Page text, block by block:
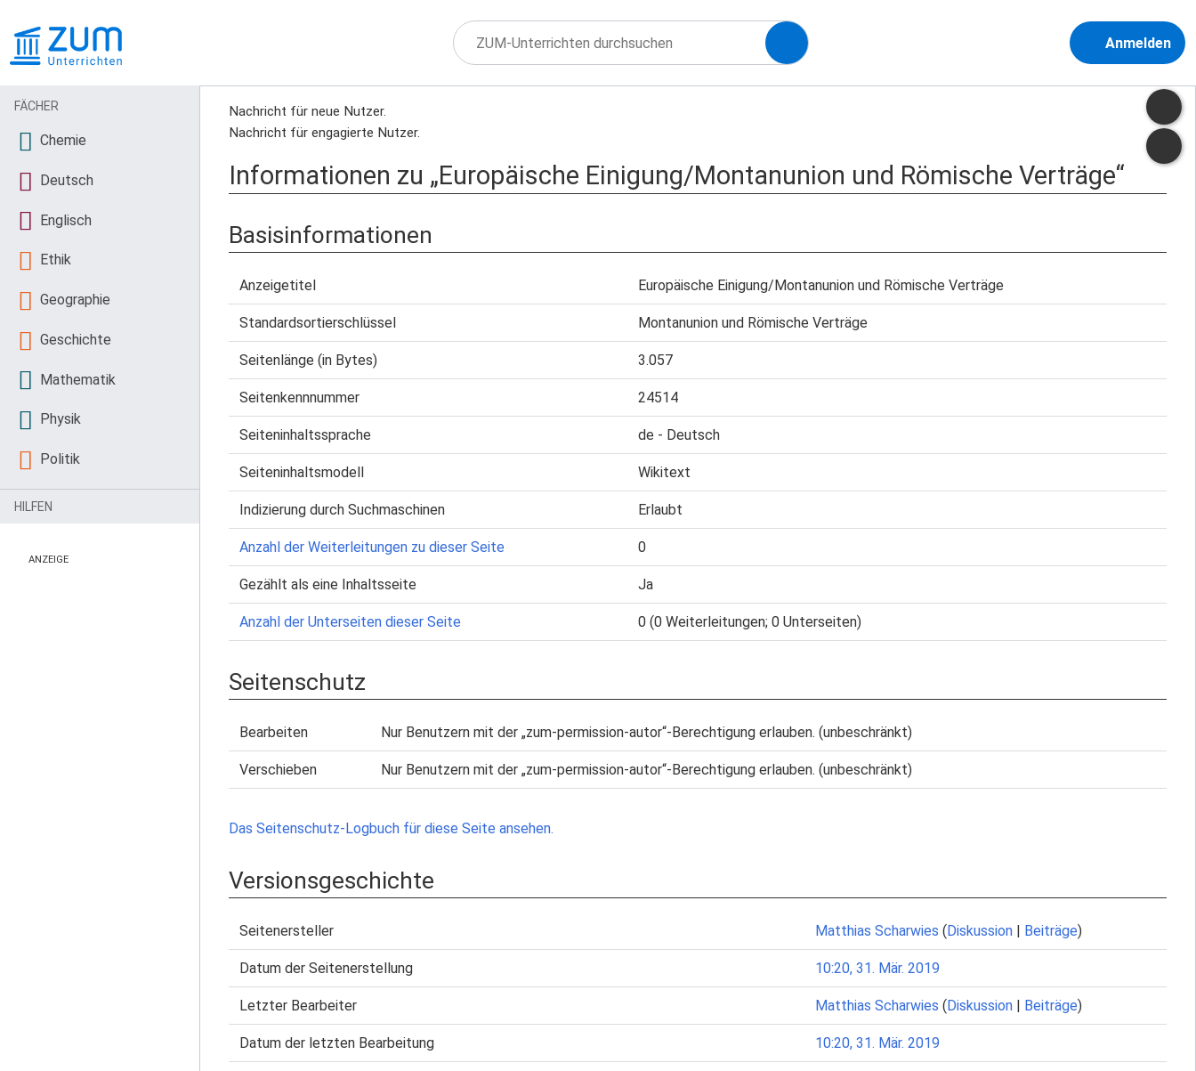
Anmelden
Nachricht für neue Nutzer.
Nachricht für engagierte Nutzer.
Informationen zu „Europäische Einigung/Montanunion und Römische Verträge“
Basisinformationen
Anzeigetitel Europäische Einigung/Montanunion und Römische Verträge
Standardsortierschlüssel Montanunion und Römische Verträge
Seitenlänge (in Bytes) 3.057
Seitenkennnummer 24514
Seiteninhaltssprache de - Deutsch
Seiteninhaltsmodell Wikitext
Indizierung durch Suchmaschinen Erlaubt
Anzahl der Weiterleitungen zu dieser Seite 0
Gezählt als eine Inhaltsseite Ja
Anzahl der Unterseiten dieser Seite 0 (0 Weiterleitungen; 0 Unterseiten)
Seitenschutz
Bearbeiten Nur Benutzern mit der „zum-permission-autor“-Berechtigung erlauben. (unbeschränkt)
Verschieben Nur Benutzern mit der „zum-permission-autor“-Berechtigung erlauben. (unbeschränkt)
Das Seitenschutz-Logbuch für diese Seite ansehen.
Versionsgeschichte
Seitenersteller Matthias Scharwies (Diskussion | Beiträge)
Datum der Seitenerstellung 10:20, 31. Mär. 2019
Letzter Bearbeiter Matthias Scharwies (Diskussion | Beiträge)
Datum der letzten Bearbeitung 10:20, 31. Mär. 2019
FÄCHER
Chemie
Deutsch
Englisch
Ethik
Geographie
Geschichte
Mathematik
Physik
Politik
HILFEN
ANZEIGE